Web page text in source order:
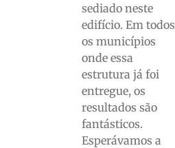
sediado neste
edifício. Em todos
os municípios
onde essa
estrutura já foi
entregue, os
resultados são
fantásticos.
Esperávamos a